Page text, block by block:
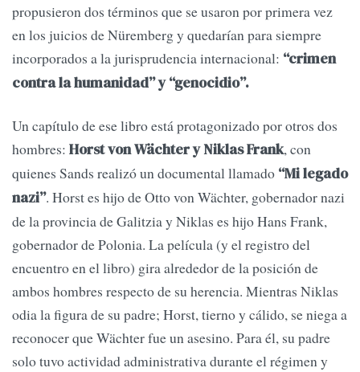
propusieron dos términos que se usaron por primera vez
en los juicios de Nüremberg y quedarían para siempre
incorporados a la jurisprudencia internacional: “crimen
contra la humanidad” y “genocidio”.
Un capítulo de ese libro está protagonizado por otros dos
hombres: Horst von Wächter y Niklas Frank, con
quienes Sands realizó un documental llamado “Mi legado
nazi”. Horst es hijo de Otto von Wächter, gobernador nazi
de la provincia de Galitzia y Niklas es hijo Hans Frank,
gobernador de Polonia. La película (y el registro del
encuentro en el libro) gira alrededor de la posición de
ambos hombres respecto de su herencia. Mientras Niklas
odia la figura de su padre; Horst, tierno y cálido, se niega a
reconocer que Wächter fue un asesino. Para él, su padre
solo tuvo actividad administrativa durante el régimen y